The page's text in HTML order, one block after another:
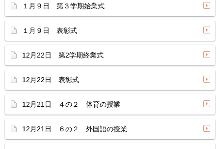
１月９日 第３学期始業式
１月９日 表彰式
12月22日 第2学期終業式
12月22日 表彰式
12月21日 ４の２ 体育の授業
12月21日 ６の２ 外国語の授業